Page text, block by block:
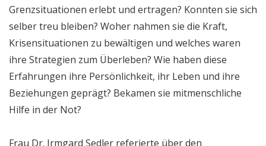
Grenzsituationen erlebt und ertragen? Konnten sie sich
selber treu bleiben? Woher nahmen sie die Kraft,
Krisensituationen zu bewältigen und welches waren
ihre Strategien zum Überleben? Wie haben diese
Erfahrungen ihre Persönlichkeit, ihr Leben und ihre
Beziehungen geprägt? Bekamen sie mitmenschliche
Hilfe in der Not?
Frau Dr. Irmgard Sedler referierte über den